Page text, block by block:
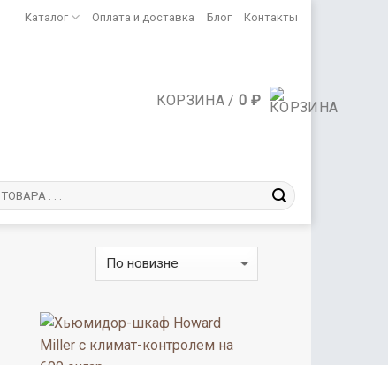
Каталог Оплата и доставка Блог Контакты
КОРЗИНА /0 ₽